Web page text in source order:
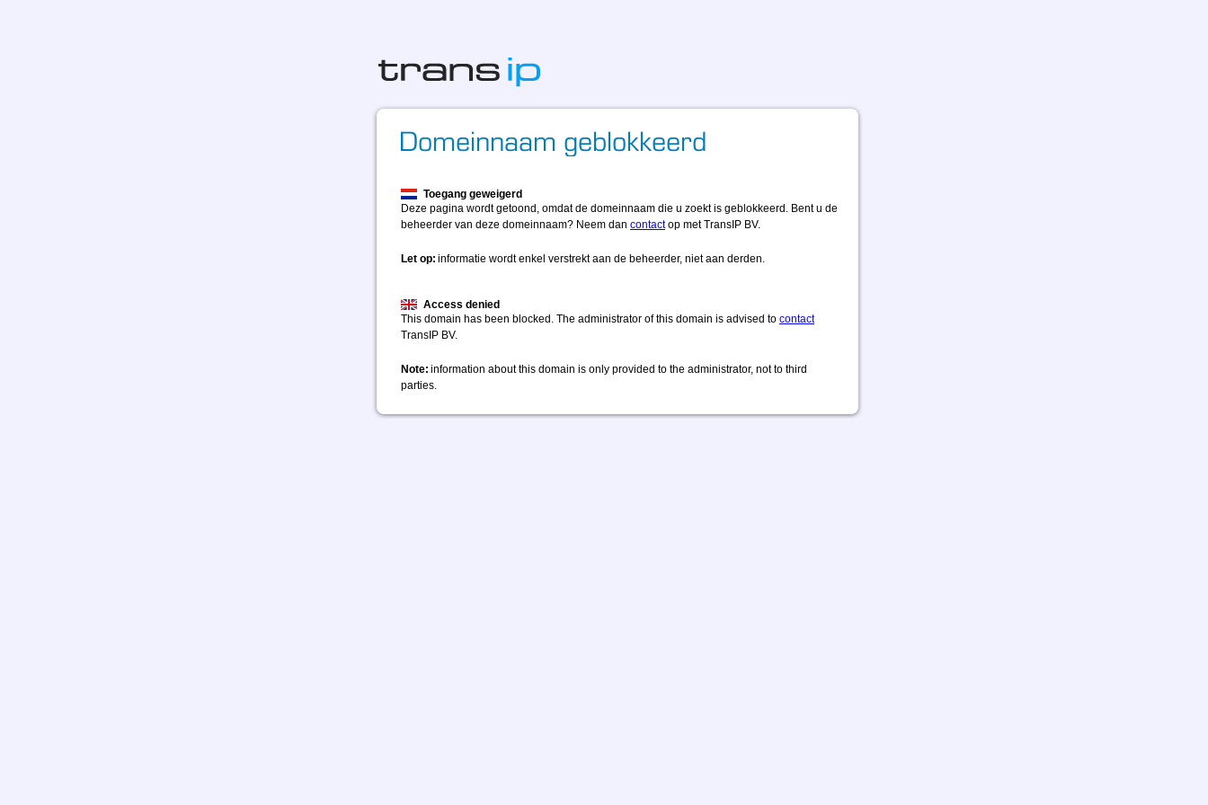
Toegang geweigerd
Deze pagina wordt getoond, omdat de domeinnaam die u zoekt is geblokkeerd. Bent u de
beheerder van deze domeinnaam? Neem dan contactop met TransIP BV.
Let op: informatie wordt enkel verstrekt aan de beheerder, niet aan derden.
Access denied
This domain has been blocked. The administrator of this domain is advised to contact
TransIP BV.
Note: information about this domain is only provided to the administrator, not to third
parties.